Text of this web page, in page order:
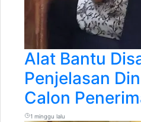
Alat Bantu
Penjelasan
Calon
1 minggu lalu